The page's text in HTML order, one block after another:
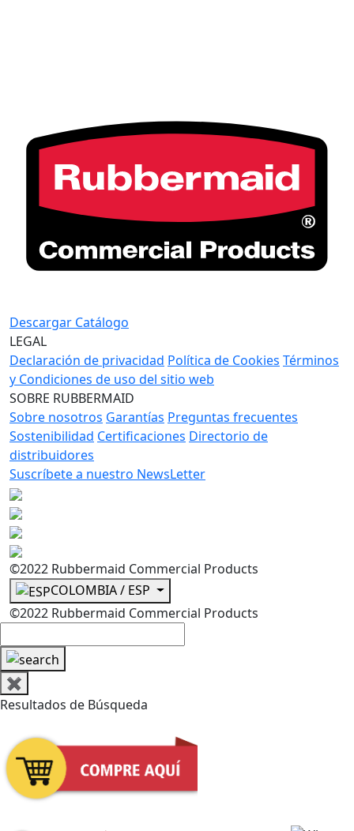
Descargar Catálogo
LEGAL
Declaración de privacidad Política de Cookies Términos
y Condiciones de uso del sitio web
SOBRE RUBBERMAID
Sobre nosotros Garantías Preguntas frecuentes
Sostenibilidad Certificaciones Directorio de
distribuidores
Suscríbete a nuestro NewsLetter
©2022 Rubbermaid Commercial Products
COLOMBIA / ESP
©2022 Rubbermaid Commercial Products
✖
Resultados de Búsqueda